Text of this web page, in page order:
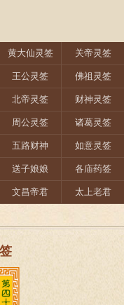
黄大仙灵签 关帝灵签
王公灵签 佛祖灵签
北帝灵签 财神灵签
周公灵签 诸葛灵签
五路财神 如意灵签
送子娘娘 各庙药签
文昌帝君 太上老君